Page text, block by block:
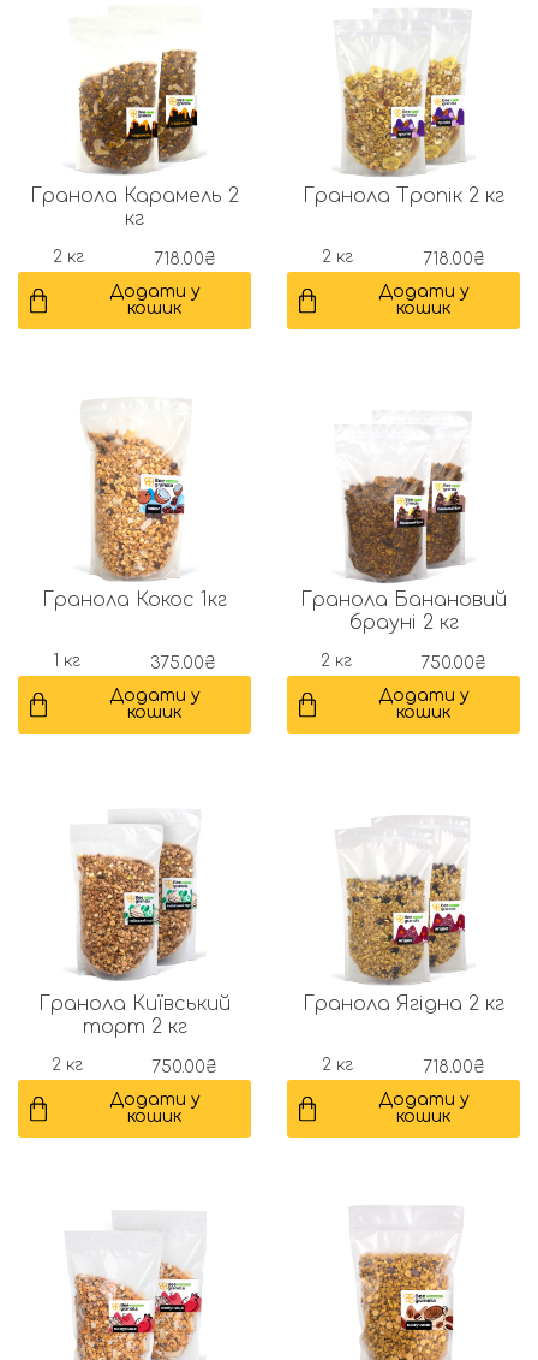
Гранола Карамель 2
кг
2 кг 718.00₴
Додати у
кошик
Гранола Тропік 2 кг
2 кг 718.00₴
Додати у
кошик
Гранола Кокос 1кг
1 кг 375.00₴
Додати у
кошик
Гранола Банановий
брауні 2 кг
2 кг 750.00₴
Додати у
кошик
Гранола Київський
торт 2 кг
2 кг 750.00₴
Додати у
кошик
Гранола Ягідна 2 кг
2 кг 718.00₴
Додати у
кошик